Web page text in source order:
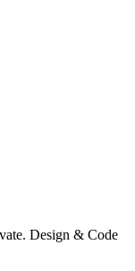
Design & Code